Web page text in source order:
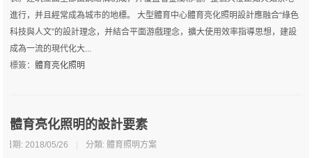
進行，并且經常成為城市的地標。 大型體育中心體育亮化照明設計應融合“綠色
科技與人文”的設計理念，并結合平面游戲理念，擴大使用效率指導思想，建設
成為一流的現代化大...
標簽：體育亮化照明
體育亮化照明的設計要素
日期: 2018/05/26 分類:體育照明方案